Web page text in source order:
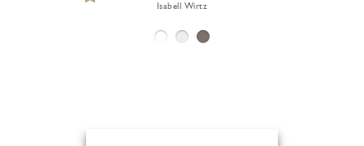
Isabell Wirtz